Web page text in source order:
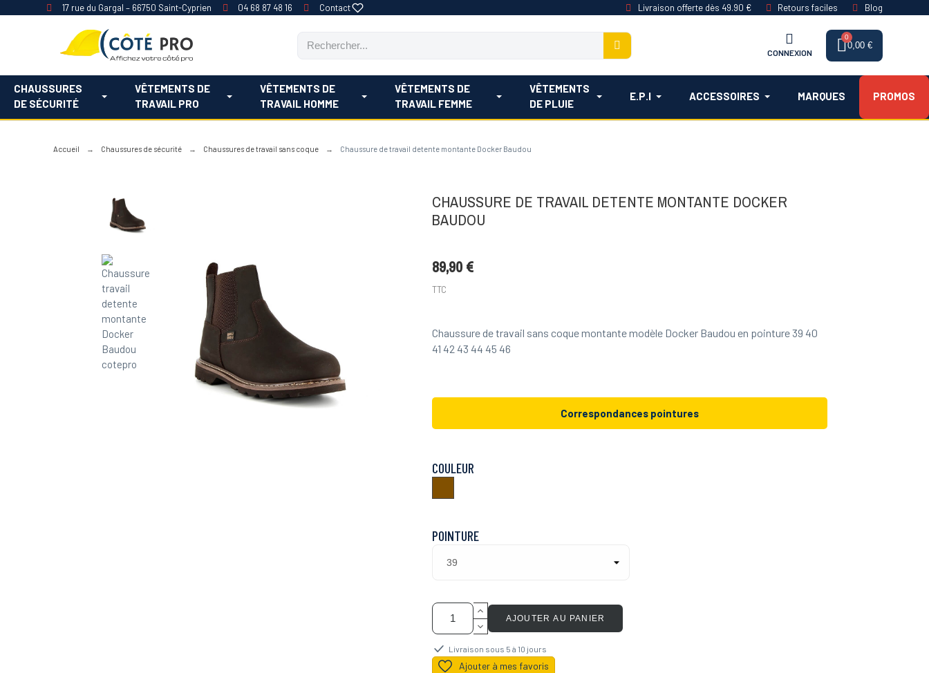
17 rue du Gargal – 66750 Saint-Cyprien 04 68 87 48 16 Contact Livraison offerte dès 49.90 € Retours faciles Blog
CONNEXION
0,00 €
CHAUSSURES
DE SÉCURITÉ
VÊTEMENTS DE
TRAVAIL PRO
VÊTEMENTS DE
TRAVAIL HOMME
VÊTEMENTS DE
TRAVAIL FEMME
VÊTEMENTS
DE PLUIE
E.P.I ACCESSOIRES MARQUES PROMOS
Accueil Chaussures de sécurité Chaussures de travail sans coque Chaussure de travail detente montante Docker Baudou
CHAUSSURE DE TRAVAIL DETENTE MONTANTE DOCKER
BAUDOU
89,90 €
TTC
Chaussure de travail sans coque montante modèle Docker Baudou en pointure 39 40
41 42 43 44 45 46
Correspondances pointures
COULEUR
POINTURE
AJOUTER AU PANIER
Livraison sous 5 à 10 jours
Ajouter à mes favoris